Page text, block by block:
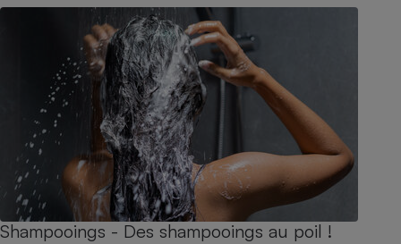
Shampooings - Des shampooings au poil !